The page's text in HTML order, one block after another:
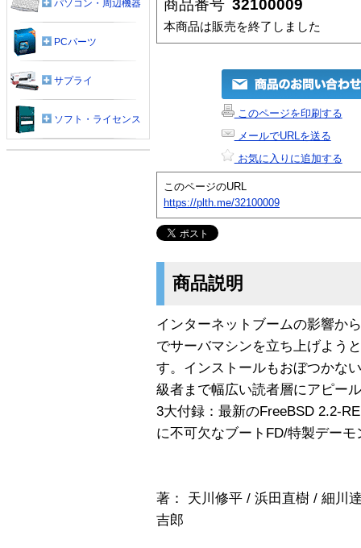
商品番号 32100009
本商品は販売を終了しました
このページを印刷する
メールでURLを送る
お気に入りに追加する
このページのURL
https://plth.me/32100009
商品説明
インターネットブームの影響か
でサーバマシンを立ち上げよう
す。インストールもおぼつかな
級者まで幅広い読者層にアピー
3大付録：最新のFreeBSD 2.2-
に不可欠なブートFD/特製デーモ
著： 天川修平 / 浜田直樹 / 細川
吉郎
パソコン・周辺機器
PCパーツ
サプライ
ソフト・ライセンス